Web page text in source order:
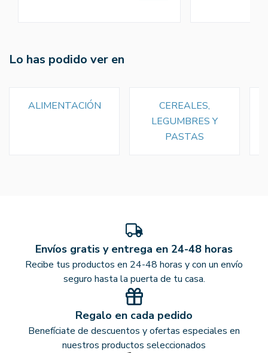
Lo has podido ver en
ALIMENTACIÓN
CEREALES,
LEGUMBRES Y
PASTAS
Envíos gratis y entrega en 24-48 horas
Recibe tus productos en 24-48 horas y con un envío
seguro hasta la puerta de tu casa.
Regalo en cada pedido
Benefíciate de descuentos y ofertas especiales en
nuestros productos seleccionados